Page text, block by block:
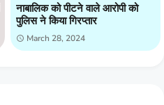
नाबालिक को पीटने वाले आरोपी को
पुलिस ने किया गिरप्तार
March 28, 2024